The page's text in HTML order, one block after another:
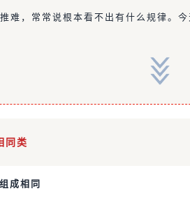
难，常常说根本看不出有什么规律。
同类
成相同